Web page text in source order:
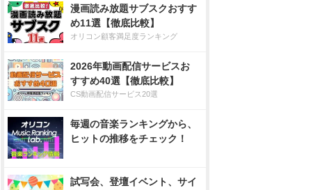
漫画読み放題サブスクおすす
め11選【徹底比較】
オリコン顧客満足度ランキング
2026年動画配信サービスお
すすめ40選【徹底比較】
CS動画配信サービス20選
毎週の音楽ランキングから、
ヒットの推移をチェック！
試写会、登壇イベント、サイ